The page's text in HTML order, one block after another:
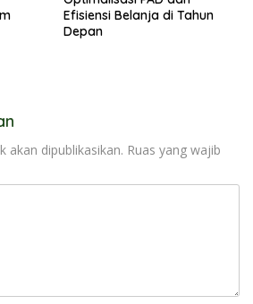
Efisiensi Belanja di Tahun
Depan
akan dipublikasikan. Ruas yang wajib